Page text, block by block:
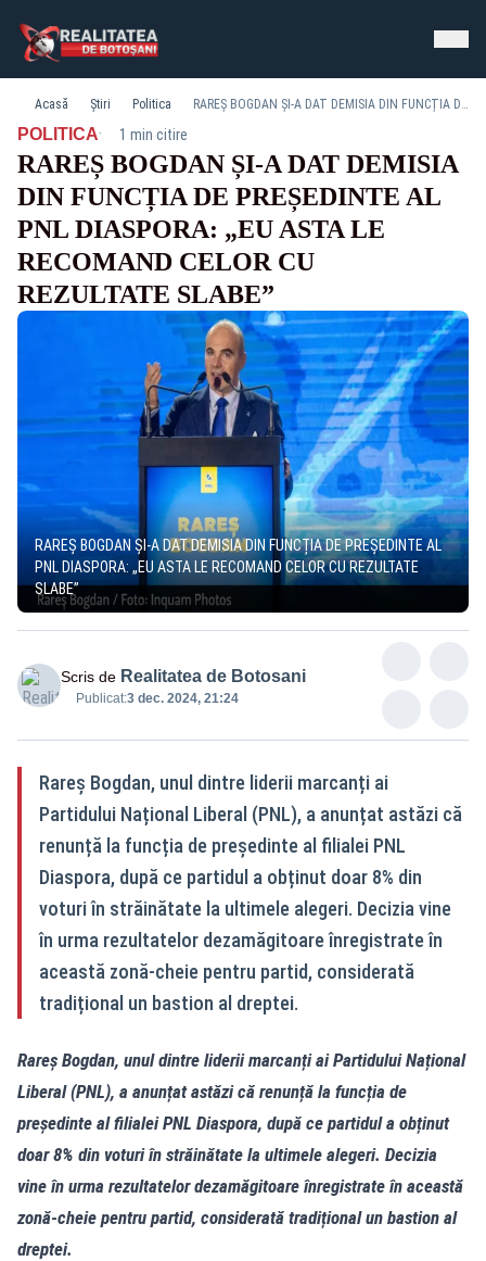
Acasă Știri Politica RAREȘ BOGDAN ȘI-A DAT DEMISIA DIN FUNCȚIA DE PREȘEDINTE AL PNL DIASPORA: „EU ASTA LE RECOMAND CELOR CU REZULTATE SLABE”
POLITICA· 1 min citire
RAREȘ BOGDAN ȘI-A DAT DEMISIA
DIN FUNCȚIA DE PREȘEDINTE AL
PNL DIASPORA: „EU ASTA LE
RECOMAND CELOR CU
REZULTATE SLABE”
RAREȘ BOGDAN ȘI-A DAT DEMISIA DIN FUNCȚIA DE PREȘEDINTE AL
PNL DIASPORA: „EU ASTA LE RECOMAND CELOR CU REZULTATE
SLABE”
Scris de Realitatea de Botosani
Publicat:3 dec. 2024, 21:24
Rareș Bogdan, unul dintre liderii marcanți ai
Partidului Național Liberal (PNL), a anunțat astăzi că
renunță la funcția de președinte al filialei PNL
Diaspora, după ce partidul a obținut doar 8% din
voturi în străinătate la ultimele alegeri. Decizia vine
în urma rezultatelor dezamăgitoare înregistrate în
această zonă-cheie pentru partid, considerată
tradițional un bastion al dreptei.
Rareș Bogdan, unul dintre liderii marcanți ai Partidului Național
Liberal (PNL), a anunțat astăzi că renunță la funcția de
președinte al filialei PNL Diaspora, după ce partidul a obținut
doar 8% din voturi în străinătate la ultimele alegeri. Decizia
vine în urma rezultatelor dezamăgitoare înregistrate în această
zonă-cheie pentru partid, considerată tradițional un bastion al
dreptei.